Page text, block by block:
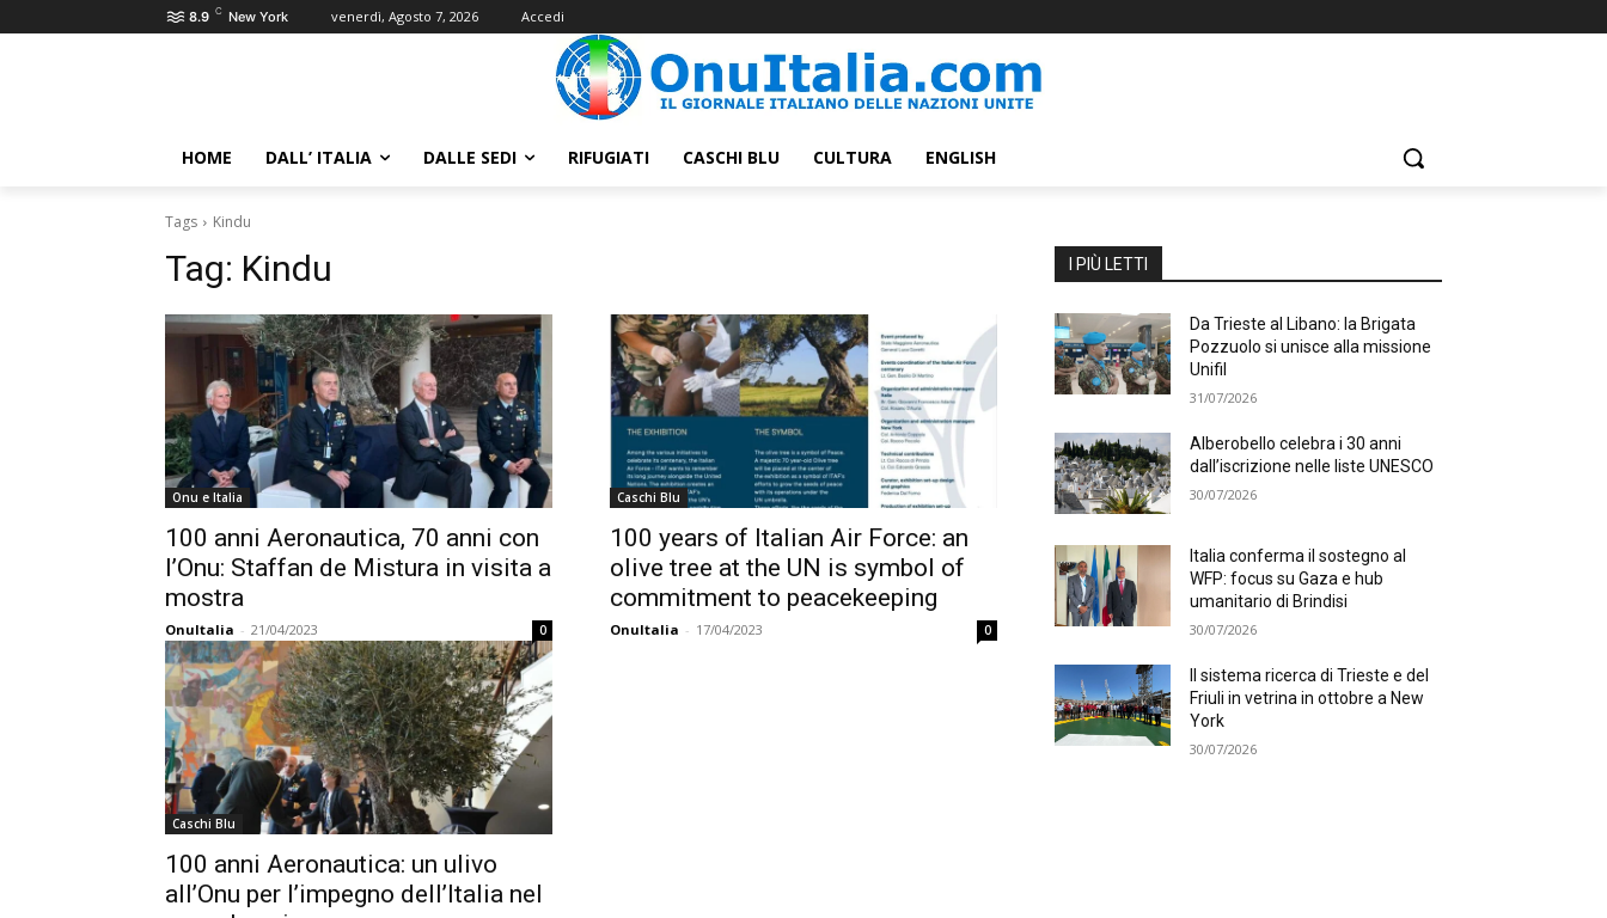
8.9 C New York venerdì, Agosto 7, 2026 Accedi
HOME DALL’ ITALIA DALLE SEDI RIFUGIATI CASCHI BLU CULTURA ENGLISH
Tags Kindu
Tag: Kindu
Onu e Italia
100 anni Aeronautica, 70 anni con
l’Onu: Staffan de Mistura in visita a
mostra
OnuItalia - 21/04/2023 0
Caschi Blu
100 years of Italian Air Force: an
olive tree at the UN is symbol of
commitment to peacekeeping
OnuItalia - 17/04/2023 0
Caschi Blu
100 anni Aeronautica: un ulivo
all’Onu per l’impegno dell’Italia nel
I PIÙ LETTI
Da Trieste al Libano: la Brigata
Pozzuolo si unisce alla missione
Unifil
31/07/2026
Alberobello celebra i 30 anni
dall’iscrizione nelle liste UNESCO
30/07/2026
Italia conferma il sostegno al
WFP: focus su Gaza e hub
umanitario di Brindisi
30/07/2026
Il sistema ricerca di Trieste e del
Friuli in vetrina in ottobre a New
York
30/07/2026